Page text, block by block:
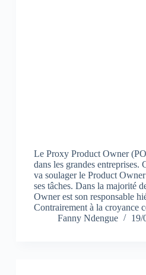
Le Proxy Product Owner
dans les grandes entreprises.
va soulager le Product
ses tâches. Dans la majorité
Owner est son responsable
Contrairement à la croyance
Fanny Ndengue
19/